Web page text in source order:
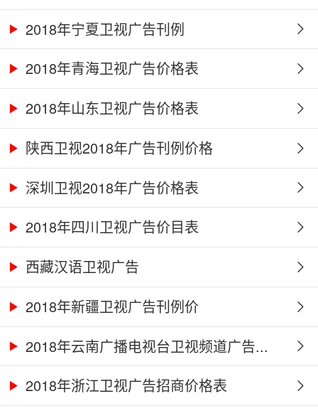
2018年宁夏卫视广告刊例
2018年青海卫视广告价格表
2018年山东卫视广告价格表
陕西卫视2018年广告刊例价格
深圳卫视2018年广告价格表
2018年四川卫视广告价目表
西藏汉语卫视广告
2018年新疆卫视广告刊例价
2018年云南广播电视台卫视频道广告...
2018年浙江卫视广告招商价格表